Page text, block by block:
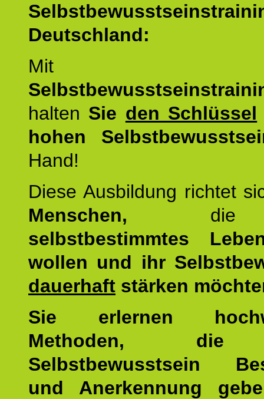
Deutschland:
Mit
halten Sie den Schlüssel
hohen
Hand!
Diese Ausbildung richtet
Menschen,
selbstbestimmtes
wollen und ihr
dauerhaft stärken
Sie erlernen
Methoden, die
Selbstbewusstsein
und Anerkennung